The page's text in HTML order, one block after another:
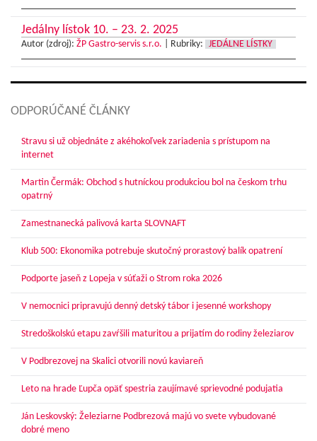
Jedálny lístok 10. – 23. 2. 2025
Autor (zdroj): ŽP Gastro-servis s.r.o. Rubriky: JEDÁLNE LÍSTKY
ODPORÚČANÉ ČLÁNKY
Stravu si už objednáte z akéhokoľvek zariadenia s prístupom na
internet
Martin Čermák: Obchod s hutníckou produkciou bol na českom trhu
opatrný
Zamestnanecká palivová karta SLOVNAFT
Klub 500: Ekonomika potrebuje skutočný prorastový balík opatrení
Podporte jaseň z Lopeja v súťaži o Strom roka 2026
V nemocnici pripravujú denný detský tábor i jesenné workshopy
Stredoškolskú etapu zavŕšili maturitou a prijatím do rodiny železiarov
V Podbrezovej na Skalici otvorili novú kaviareň
Leto na hrade Ľupča opäť spestria zaujímavé sprievodné podujatia
Ján Leskovský: Železiarne Podbrezová majú vo svete vybudované
dobré meno